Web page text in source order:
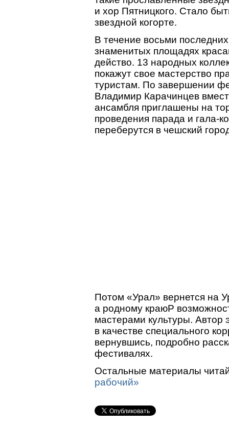
и хор Пятницкого. Стало
звездной когорте.
В течение восьми
знаменитых площадях
действо. 13 народных
покажут свое мастерство
туристам. По завершении
Владимир Карачинцев
ансамбля приглашены на
проведения парада и гала-
переберутся в чешский
Потом «Урал» вернется на
а родному краюP
мастерами культуры. Автор
в качестве специального
вернувшись, подробно
фестивалях.
Остальные материалы
рабочий»